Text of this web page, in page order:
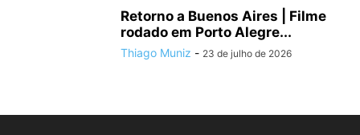
Retorno a Buenos Aires | Filme
rodado em Porto Alegre...
Thiago Muniz - 23 de julho de 2026